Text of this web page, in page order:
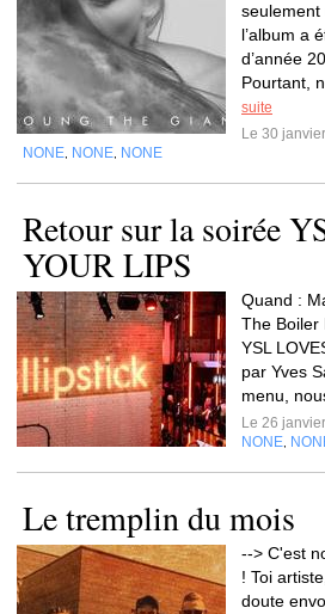
seulement
l’album a
d’année
Pourtant,
suite
Le 30
NONE NONE NONE
Retour sur la soirée
YOUR LIPS
Quand :
The Boiler
YSL
par Yves
menu,
Le 26
NONE
Le tremplin du mois
--> C'est
! Toi
doute